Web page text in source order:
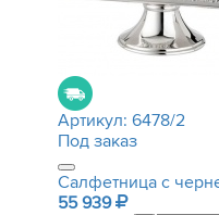
Артикул: 6478/2
Под заказ
Салфетница с
55 939